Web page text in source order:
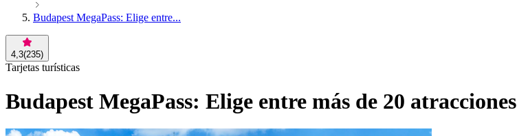
Budapest MegaPass: Elige entre...
4,3(235)
Tarjetas turísticas
Budapest MegaPass: Elige entre más de 20 atracciones